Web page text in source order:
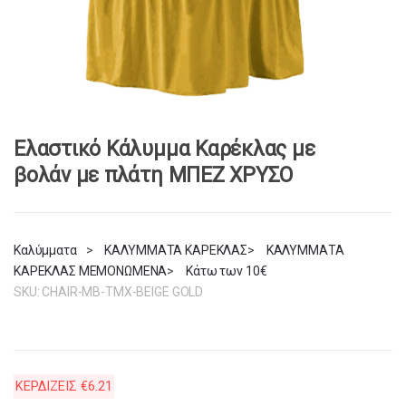
Ελαστικό Κάλυμμα Καρέκλας με
βολάν με πλάτη ΜΠΕΖ ΧΡΥΣΟ
Καλύμματα > ΚΑΛΥΜΜΑΤΑ ΚΑΡΕΚΛΑΣ>
ΚΑΛΥΜΜΑΤΑ
ΚΑΡΕΚΛΑΣ ΜΕΜΟΝΩΜΕΝΑ>
Κάτω των 10€
SKU: CHAIR-MB-TMX-BEIGE GOLD
ΚΕΡΔΙΖΕΙΣ €6.21